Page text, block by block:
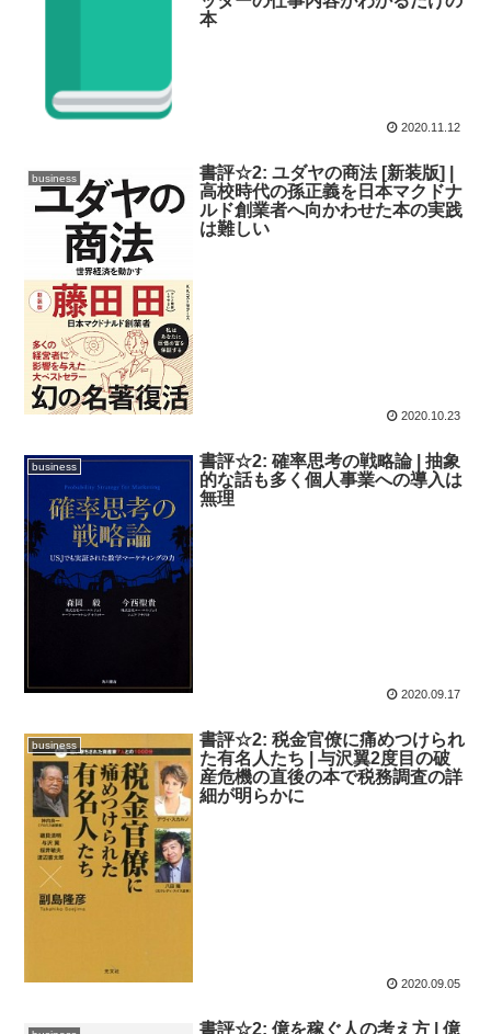
本
2020.11.12
business
書評☆2: ユダヤの商法 [新装版] |
高校時代の孫正義を日本マクドナ
ルド創業者へ向かわせた本の実践
は難しい
2020.10.23
business
書評☆2: 確率思考の戦略論 | 抽象
的な話も多く個人事業への導入は
無理
2020.09.17
business
書評☆2: 税金官僚に痛めつけられ
た有名人たち | 与沢翼2度目の破
産危機の直後の本で税務調査の詳
細が明らかに
2020.09.05
書評☆2: 億を稼ぐ人の考え方 | 億